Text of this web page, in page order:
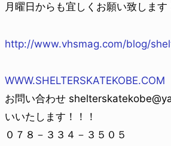
月曜日からも宜しくお願い致します
http://www.vhsmag.com/blog/
WWW.SHELTERSKATEKOBE.COM
お問い合わせ
いいたします！！！
０７８－３３４－３５０５